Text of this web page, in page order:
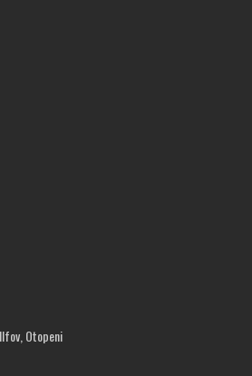
Otopeni